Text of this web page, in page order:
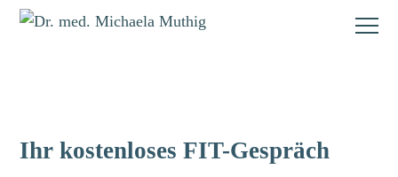
Ihr kostenloses FIT-Gespräch